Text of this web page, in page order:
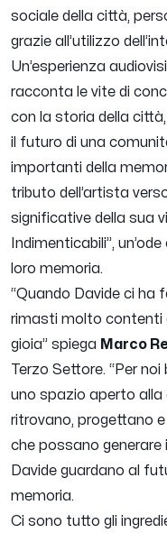
sociale della città,
grazie all’utilizzo
Un’esperienza
racconta le vite di
con la storia della
il futuro di una
importanti della
tributo dell’artista
significative della sua
Indimenticabili”,
loro memoria.
“Quando Davide ci
rimasti molto contenti
gioia” spiega Marco
Terzo Settore. “ Per
uno spazio aperto alla
ritrovano, progettano
che possano generare
Davide guardano al
memoria.
Ci sono tutto gli